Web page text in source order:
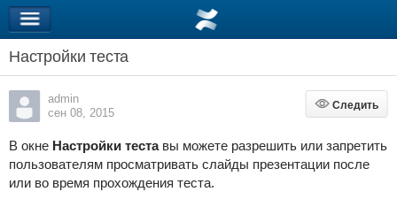
Настройки теста
admin
сен 08, 2015
Следить
Следить
В окне Настройки теставы можете разрешить или запретить
пользователям просматривать слайды презентации после
или во время прохождения теста.